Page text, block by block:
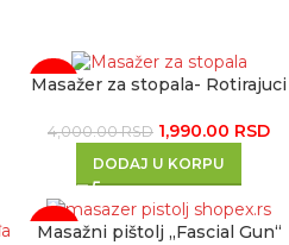
-50%
Masažer za stopala- Rotirajuci
4,000.00RSD 1,990.00 RSD
DODAJ U KORPU
-40%
Masažni pištolj „Fascial Gun“